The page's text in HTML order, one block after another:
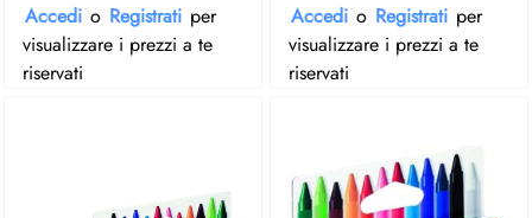
Accedi o Registrati per
visualizzare i prezzi a te
riservati
Accedi o Registrati per
visualizzare i prezzi a te
riservati